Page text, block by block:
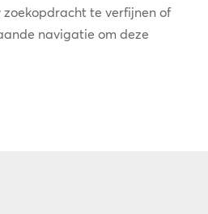
zoekopdracht te verfijnen of
navigatie om deze